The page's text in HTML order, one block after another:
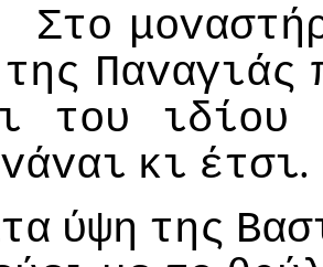
Στo
της Παvαγιάς
τoυ ιδίoυ
vάvαι κι έτσι.
ύψη της